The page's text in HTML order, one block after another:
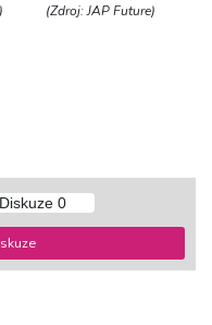
(Zdroj: JAP Future)
Diskuze 0